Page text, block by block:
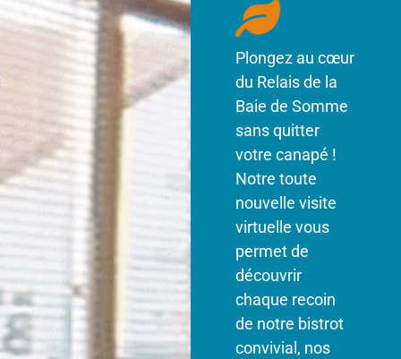
Plongez au cœur
du Relais de la
Baie de Somme
sans quitter
votre canapé !
Notre toute
nouvelle visite
virtuelle vous
permet de
découvrir
chaque recoin
de notre bistrot
convivial, nos